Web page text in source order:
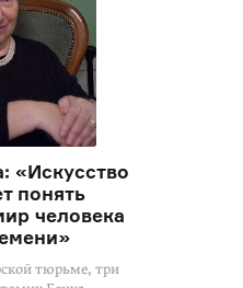
«Искусство
понять
человека
тюрьме, три